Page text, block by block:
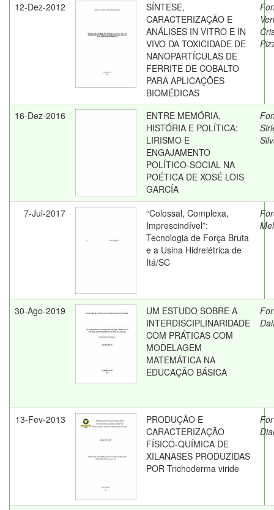
12-Dez-2012
SÍNTESE,
CARACTERIZAÇÃO E
ANÁLISES IN VITRO E IN
VIVO DA TOXICIDADE DE
NANOPARTÍCULAS DE
FERRITE DE COBALTO
PARA APLICAÇÕES
BIOMÉDICAS
16-Dez-2016
ENTRE MEMÓRIA,
HISTÓRIA E POLÍTICA:
LIRISMO E
ENGAJAMENTO
POLÍTICO-SOCIAL NA
POÉTICA DE XOSÉ LOIS
GARCÍA
7-Jul-2017
“Colossal, Complexa,
Imprescindível”:
Tecnologia de Força Bruta
e a Usina Hidrelétrica de
Itá/SC
30-Ago-2019
UM ESTUDO SOBRE A
INTERDISCIPLINARIDADE
COM PRÁTICAS COM
MODELAGEM
MATEMÁTICA NA
EDUCAÇÃO BÁSICA
13-Fev-2013
PRODUÇÃO E
CARACTERIZAÇÃO
FÍSICO-QUÍMICA DE
XILANASES PRODUZIDAS
POR Trichoderma viride